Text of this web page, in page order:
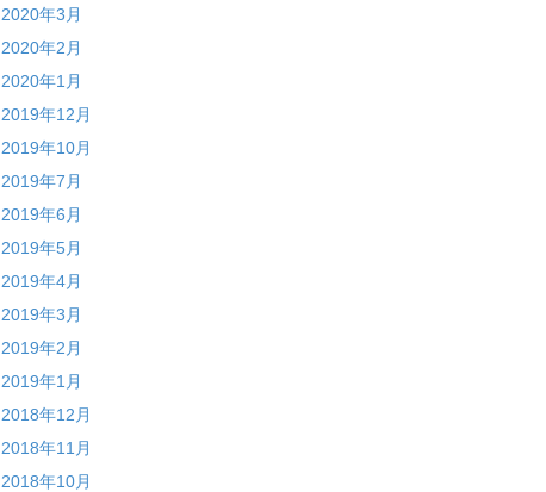
2020年3月
2020年2月
2020年1月
2019年12月
2019年10月
2019年7月
2019年6月
2019年5月
2019年4月
2019年3月
2019年2月
2019年1月
2018年12月
2018年11月
2018年10月